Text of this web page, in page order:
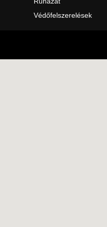
Védőfelszerelések